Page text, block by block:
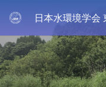
日本水環境学会